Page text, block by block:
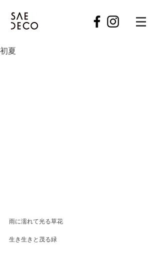
初夏
雨に濡れて光る草花
生き生きと茂る緑